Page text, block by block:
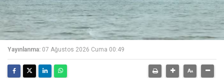
Yayınlanma: 07 Ağustos 2026 Cuma 00:49